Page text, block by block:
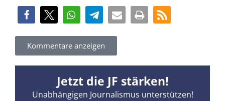
Kommentare anzeigen
Jetzt die JF stärken!
Unabhängigen Journalismus unterstützen!